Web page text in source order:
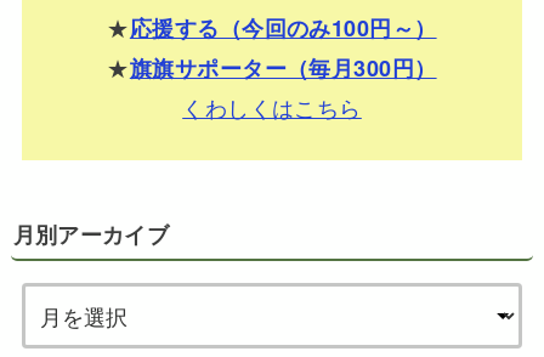
★応援する（今回のみ100円～）
★旗旗サポーター（毎月300円）
くわしくはこちら
月別アーカイブ